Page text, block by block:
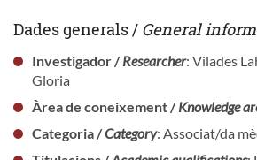
Dades generals / General
Investigador /Researcher: Vilades
Gloria
Àrea de coneixement /Knowledge
Categoria /Category: Associat/da